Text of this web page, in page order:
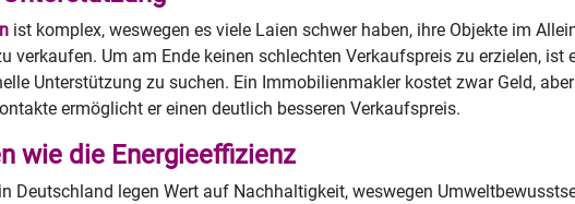
ist komplex, weswegen es viele Laien schwer haben, ihre Objekte im
verkaufen. Um am Ende keinen schlechten Verkaufspreis zu erzielen, ist
Unterstützung zu suchen. Ein Immobilienmakler kostet zwar Geld,
ermöglicht er einen deutlich besseren Verkaufspreis.
wie die Energieeffizienz
Deutschland legen Wert auf Nachhaltigkeit, weswegen